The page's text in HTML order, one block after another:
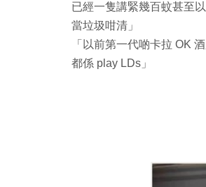
已經一隻講緊幾百蚊甚至
當垃圾咁清」
「以前第一代啲卡拉 OK
都係 play LDs」